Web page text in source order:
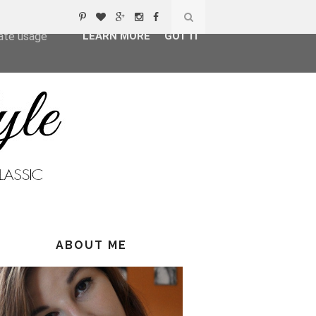
ABOUT ME
agent
usage
LEARN MORE GOT IT